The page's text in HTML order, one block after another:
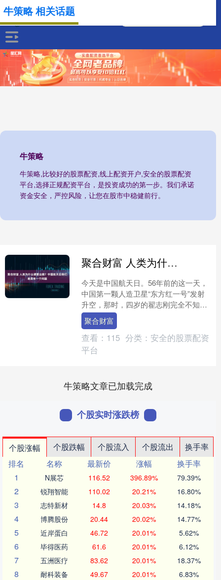
牛策略
牛策略,比较好的股票配资,线上配资开户,安全的股票配资
平台,选择正规配资平台，是投资成功的第一步。我们承诺
资金安全，严控风险，让您在股市中稳健前行。
牛策略 相关话题
聚合财富 人类为什么硬要出舱？中国航天日我们来思考一个问题
今天是中国航天日。56年前的这一天，
中国第一颗人造卫星“东方红一号”发射
升空，那时，四岁的翟志刚完全不知
道，38年后，他将成为中国太空漫步第
一人。 到今天，包括....
聚合财富
查看： 115 分类： 安全的股票配资
平台
牛策略文章已加载完成
个股实时涨跌榜
个股涨幅 个股跌幅 个股流入 个股流出
换手率
排名
名称 最新价 涨幅
换手率
1
N展芯 116.52 396.89% 79.39%
2 锐翔智能 110.02 20.21% 16.80%
3 志特新材 14.8 20.03% 14.18%
4 博腾股份 20.44 20.02% 14.77%
5 近岸蛋白 46.72 20.01% 5.62%
6 毕得医药 61.6 20.01% 6.12%
7 五洲医疗 83.62 20.01% 18.37%
8 耐科装备 49.67 20.01% 6.83%